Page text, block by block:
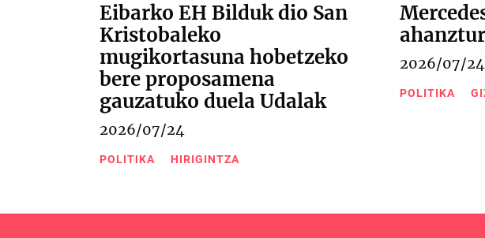
Eibarko EH Bilduk dio San
Kristobaleko
mugikortasuna hobetzeko
bere proposamena
gauzatuko duela Udalak
2026/07/24
POLITIKA HIRIGINTZA
2026/07/24
POLITIKA